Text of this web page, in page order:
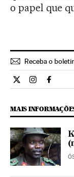
o papel que
Receba o
Internacional El
MAIS